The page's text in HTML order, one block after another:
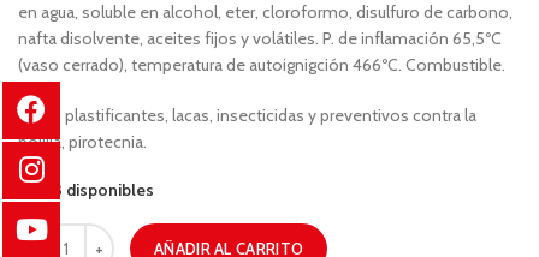
en agua, soluble en alcohol, eter, cloroformo, disulfuro de carbono,
nafta disolvente, aceites fijos y volátiles. P. de inflamación 65,5ºC
(vaso cerrado), temperatura de autoignigción 466ºC. Combustible.
Usos: plastificantes, lacas, insecticidas y preventivos contra la
polilla, pirotecnia.
88 disponibles
AÑADIR AL CARRITO